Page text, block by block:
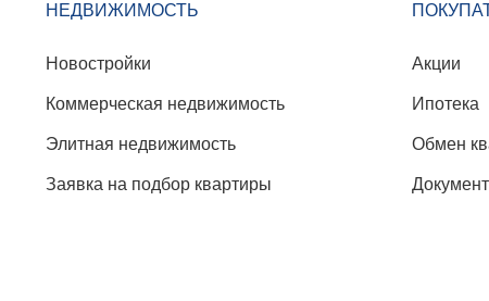
НЕДВИЖИМОСТЬ
Новостройки
Коммерческая недвижимость
Элитная недвижимость
Заявка на подбор квартиры
Акции
Ипотека
Обмен